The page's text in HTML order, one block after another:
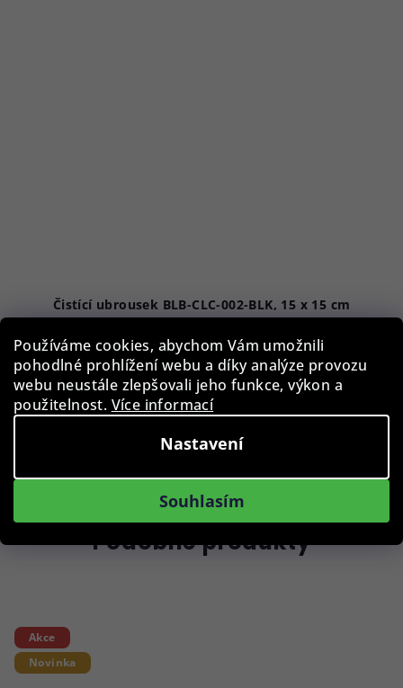
Používáme cookies, abychom Vám umožnili
pohodlné prohlížení webu a díky analýze provozu
webu neustále zlepšovali jeho funkce, výkon a
použitelnost. Více informací
Nastavení
Souhlasím
Čistící ubrousek BLB-CLC-002-BLK, 15 x 15 cm
29 Kč
Skladem
Do košíku
Podobné produkty
Akce
Novinka